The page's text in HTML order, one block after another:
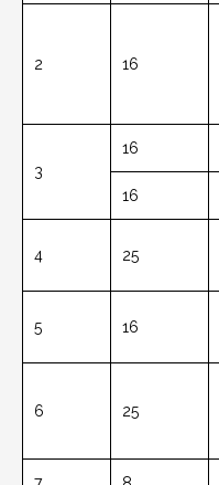
2 16
3
16
16
4 25
5 16
6 25